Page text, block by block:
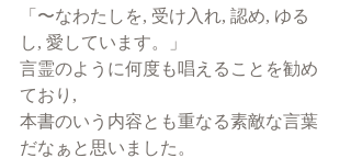
「〜なわたしを, 受け入れ, 認め, ゆる
し, 愛しています。」
言霊のように何度も唱えることを勧め
ており,
本書のいう内容とも重なる素敵な言葉
だなぁと思いました。